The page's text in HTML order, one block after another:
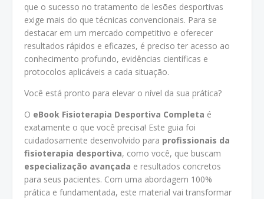
que o sucesso no tratamento de lesões desportivas
exige mais do que técnicas convencionais. Para se
destacar em um mercado competitivo e oferecer
resultados rápidos e eficazes, é preciso ter acesso ao
conhecimento profundo, evidências científicas e
protocolos aplicáveis a cada situação.
Você está pronto para elevar o nível da sua prática?
O eBook Fisioterapia Desportiva Completa é
exatamente o que você precisa! Este guia foi
cuidadosamente desenvolvido para profissionais da
fisioterapia desportiva, como você, que buscam
especialização avançada e resultados concretos
para seus pacientes. Com uma abordagem 100%
prática e fundamentada, este material vai transformar